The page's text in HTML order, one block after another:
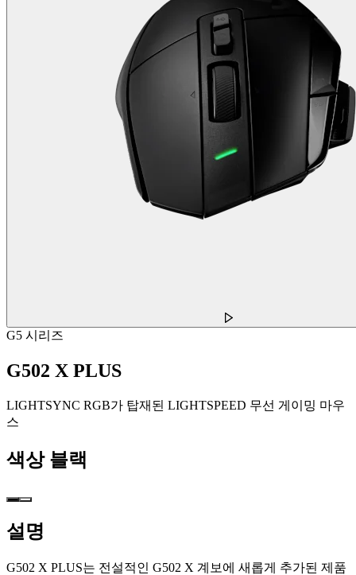
G5 시리즈
G502 X PLUS
LIGHTSYNC RGB가 탑재된 LIGHTSPEED 무선 게이밍 마우
스
색상 블랙
설명
G502 X PLUS는 전설적인 G502 X 계보에 새롭게 추가된 제품